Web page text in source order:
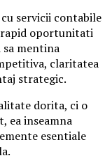
servicii contabile
rapid oportunitati
sa mentina
claritatea
strategic.
dorita, ci o
ea inseamna
esentiale